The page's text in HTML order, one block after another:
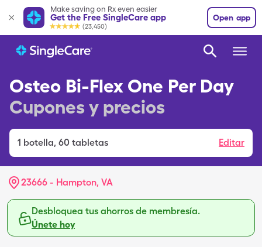
Make saving on Rx even easier
Get the Free SingleCare app
(23,450)
Open app
Osteo Bi-Flex One Per Day
Cupones y precios
1 botella, 60 tabletas Editar
23666 - Hampton, VA
Desbloquea tus ahorros de membresía.
Únete hoy